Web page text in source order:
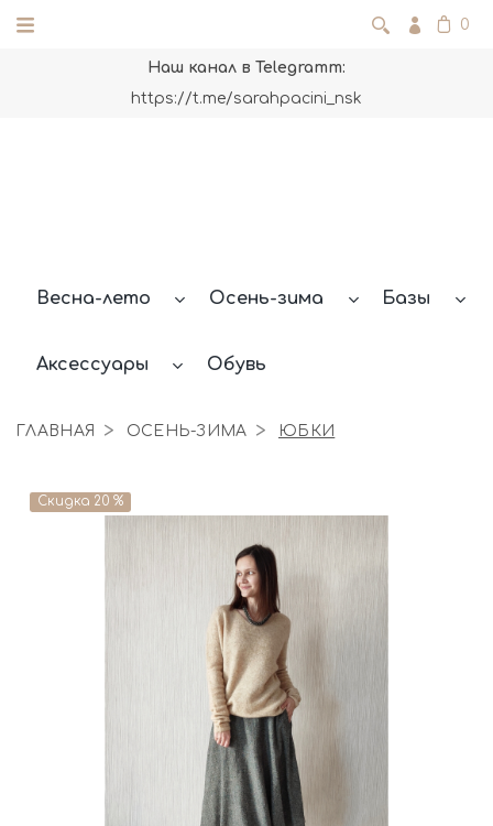
0
Наш канал в Telegramm:
https://t.me/sarahpacini_nsk
Весна-лето Осень-зима Базы
Аксессуары Обувь
ГЛАВНАЯ ОСЕНЬ-ЗИМА ЮБКИ
Скидка 20 %